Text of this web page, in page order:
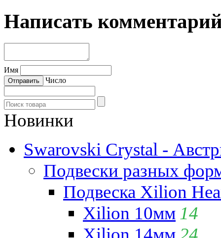
Написать
Имя
Число
Новинки
Swarovski Crystal -
Подвески разных
Подвеска Xilion
Xilion 10мм 14